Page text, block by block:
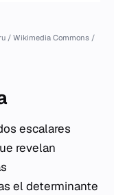
/ Wikimedia Commons /
escalares
revelan
el determinante